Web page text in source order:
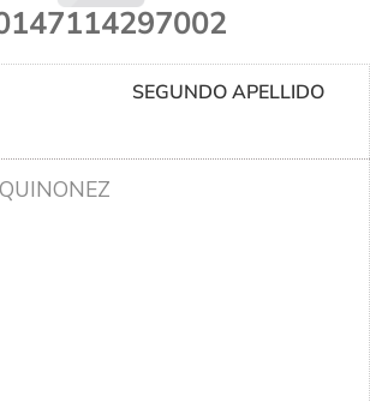
SEGUNDO APELLIDO
QUINONEZ